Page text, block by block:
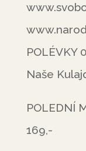
POLÉVKY
Naše
POLEDNÍ
169,-